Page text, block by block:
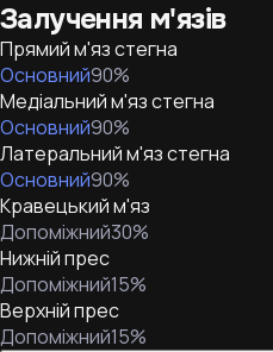
Залучення м'язів
Прямий м'яз стегна
Основний90%
Медіальний м'яз стегна
Основний90%
Латеральний м'яз стегна
Основний90%
Кравецький м'яз
Допоміжний30%
Нижній прес
Допоміжний15%
Верхній прес
Допоміжний15%